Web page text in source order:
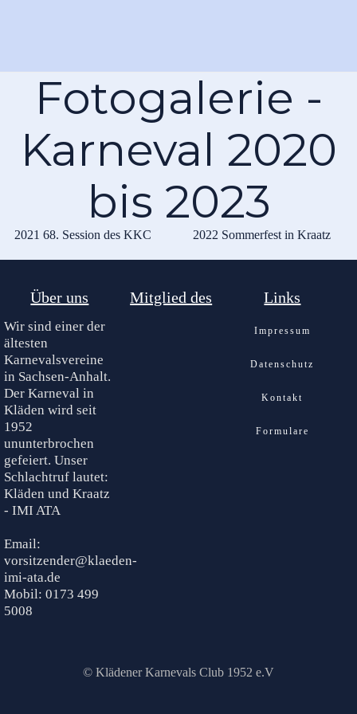
Fotogalerie -
Karneval 2020
bis 2023
2021 68. Session des KKC 2022 Sommerfest in Kraatz
Über uns
Wir sind einer der
ältesten
Karnevalsvereine
in Sachsen-Anhalt.
Der Karneval in
Kläden wird seit
1952
ununterbrochen
gefeiert. Unser
Schlachtruf lautet:
Kläden und Kraatz
- IMI ATA
Email:
vorsitzender@klaeden-
imi-ata.de
Mobil: 0173 499
5008
Mitglied des Links
Impressum
Datenschutz
Kontakt
Formulare
© Klädener Karnevals Club 1952 e.V